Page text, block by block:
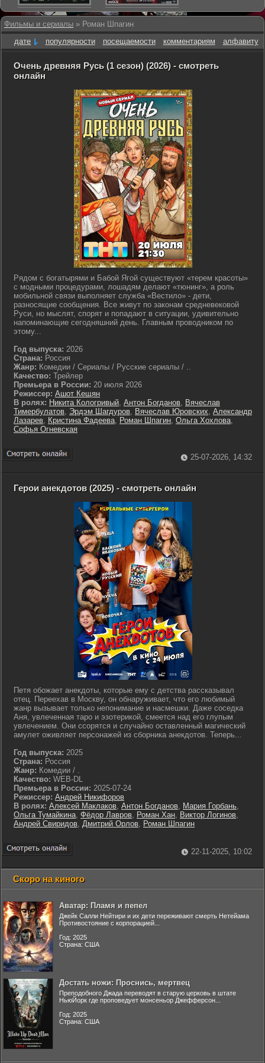
Фильмы и сериалы » Роман Шпагин
дате
популярности посещаемости комментариям алфавиту
Очень древняя Русь (1 сезон) (2026) - смотреть
онлайн
Рядом с богатырями и Бабой Ягой существуют «терем красоты»
с модными процедурами, лошадям делают «тюнинг», а роль
мобильной связи выполняет служба «Вестило» - дети,
разносящие сообщения. Все живут по законам средневековой
Руси, но мыслят, спорят и попадают в ситуации, удивительно
напоминающие сегодняшний день. Главным проводником по
этому...
Год выпуска: 2026
Страна: Россия
Жанр: Комедии / Сериалы / Русские сериалы / ..
Качество: Трейлер
Премьера в России: 20 июля 2026
Режиссер: Ашот Кещян
В ролях: Никита Кологривый, Антон Богданов, Вячеслав
Тимербулатов, Эрдэм Шагдуров, Вячеслав Юровских, Александр
Лазарев, Кристина Фадеева, Роман Шпагин, Ольга Хохлова,
Софья Огневская
25-07-2026, 14:32
Герои анекдотов (2025) - смотреть онлайн
Петя обожает анекдоты, которые ему с детства рассказывал
отец. Переехав в Москву, он обнаруживает, что его любимый
жанр вызывает только непонимание и насмешки. Даже соседка
Аня, увлеченная таро и эзотерикой, смеется над его глупым
увлечением. Они ссорятся и случайно оставленный магический
амулет оживляет персонажей из сборника анекдотов. Теперь...
Год выпуска: 2025
Страна: Россия
Жанр: Комедии / .
Качество: WEB-DL
Премьера в России: 2025-07-24
Режиссер: Андрей Никифоров
В ролях: Алексей Маклаков, Антон Богданов, Мария Горбань,
Ольга Тумайкина, Фёдор Лавров, Роман Хан, Виктор Логинов,
Андрей Свиридов, Дмитрий Орлов, Роман Шпагин
22-11-2025, 10:02
Скоро на киного
Аватар: Пламя и пепел
Джейк Салли Нейтири и их дети переживают смерть Нетейама
Противостояние с корпорацией...
Год: 2025
Страна: США
Достать ножи: Проснись, мертвец
Преподобного Джада переводят в старую церковь в штате
НьюЙорк где проповедует монсеньор Джефферсон...
Год: 2025
Страна: США